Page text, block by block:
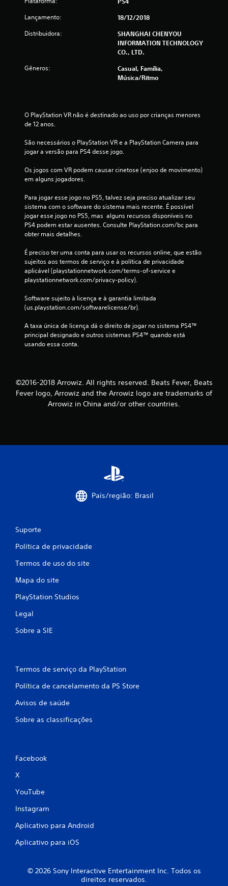
c
s
f
i
a
ç
Lançamento: 18/12/2018
Distribuidora:
SHANGHAI CHENYOU
INFORMATION TECHNOLOGY
CO., LTD.
Gêneros:
Casual, Família,
Música/ritmo
O PlayStation VR não é destinado ao uso por crianças menores
de 12 anos.
São necessários o PlayStation VR e a PlayStation Camera para
jogar a versão para PS4 desse jogo.
Os jogos com VR podem causar cinetose (enjoo de movimento)
em alguns jogadores.
Para jogar esse jogo no PS5, talvez seja preciso atualizar seu
sistema com o software do sistema mais recente. É possível
jogar esse jogo no PS5, mas  alguns recursos disponíveis no
PS4 podem estar ausentes. Consulte PlayStation.com/bc para
obter mais detalhes.
É preciso ter uma conta para usar os recursos online, que estão
sujeitos aos termos de serviço e à política de privacidade
aplicável (playstationnetwork.com/terms-of-service e
playstationnetwork.com/privacy-policy).
Software sujeito à licença e à garantia limitada
(us.playstation.com/softwarelicense/br).
A taxa única de licença dá o direito de jogar no sistema PS4™
principal designado e outros sistemas PS4™ quando está
usando essa conta.
©2016-2018 Arrowiz. All rights reserved. Beats Fever, Beats
Fever logo, Arrowiz and the Arrowiz logo are trademarks of
Arrowiz in China and/or other countries.
País/região: Brasil
Suporte
Política de privacidade
Termos de uso do site
Mapa do site
PlayStation Studios
Legal
Sobre a SIE
Termos de serviço da PlayStation
Política de cancelamento da PS Store
Avisos de saúde
Sobre as classificações
Facebook
X
YouTube
Instagram
Aplicativo para Android
Aplicativo para iOS
© 2026 Sony Interactive Entertainment Inc. Todos os
direitos reservados.